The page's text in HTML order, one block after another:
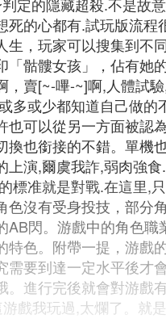
死的心都有.試玩版流
生，玩家可以搜集到不
骷髏女孩」，佔有她
，賣[~-嗶-~]啊,人體試
多或少都知道自己做
也可以從另一方面被認
換也銜接的不錯。單機
上演,爾虞我詐,弱肉強
標准就是對戰.在這里,
色沒有受身投技，部分
AB閃。游戲中的角色
特色。附帶一提，游戲
需要到達一定水平後才
。進行完後就會對游戲
戲我玩過,太爛了。就